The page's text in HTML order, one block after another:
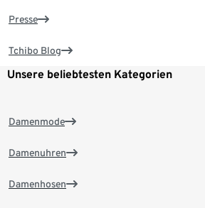
Presse
Tchibo Blog
Unsere beliebtesten Kategorien
Damenmode
Damenuhren
Damenhosen